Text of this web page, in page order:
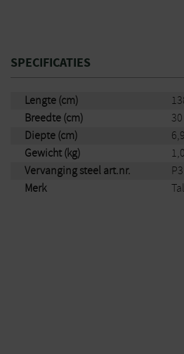
SPECIFICATIES
Lengte (cm)
Breedte (cm)
30
Diepte (cm)
6,9
Gewicht (kg)
Vervanging steel art.nr.
P3
Merk